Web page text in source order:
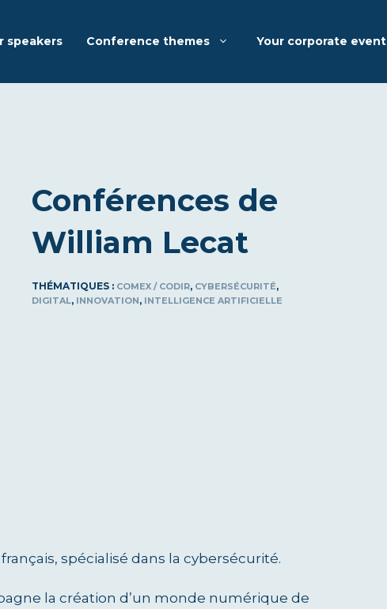
speakers Conference themes Your corporate event
Conférences de
William Lecat
THÉMATIQUES : COMEX / CODIR, CYBERSÉCURITÉ,
DIGITAL, INNOVATION, INTELLIGENCE ARTIFICIELLE
spécialisé dans la cybersécurité.
la création d’un monde numérique de